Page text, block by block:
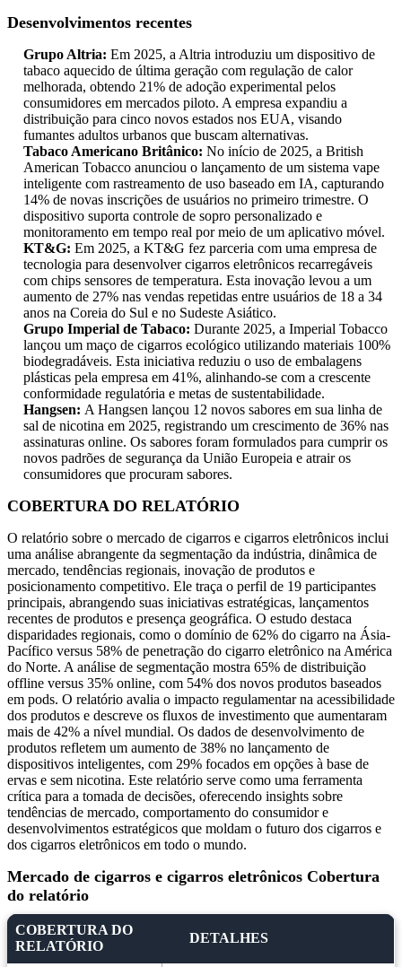
Desenvolvimentos recentes
Grupo Altria: Em 2025, a Altria introduziu um dispositivo de
tabaco aquecido de última geração com regulação de calor
melhorada, obtendo 21% de adoção experimental pelos
consumidores em mercados piloto. A empresa expandiu a
distribuição para cinco novos estados nos EUA, visando
fumantes adultos urbanos que buscam alternativas.
Tabaco Americano Britânico: No início de 2025, a British
American Tobacco anunciou o lançamento de um sistema vape
inteligente com rastreamento de uso baseado em IA, capturando
14% de novas inscrições de usuários no primeiro trimestre. O
dispositivo suporta controle de sopro personalizado e
monitoramento em tempo real por meio de um aplicativo móvel.
KT&G: Em 2025, a KT&G fez parceria com uma empresa de
tecnologia para desenvolver cigarros eletrônicos recarregáveis ​​
com chips sensores de temperatura. Esta inovação levou a um
aumento de 27% nas vendas repetidas entre usuários de 18 a 34
anos na Coreia do Sul e no Sudeste Asiático.
Grupo Imperial de Tabaco: Durante 2025, a Imperial Tobacco
lançou um maço de cigarros ecológico utilizando materiais 100%
biodegradáveis. Esta iniciativa reduziu o uso de embalagens
plásticas pela empresa em 41%, alinhando-se com a crescente
conformidade regulatória e metas de sustentabilidade.
Hangsen: A Hangsen lançou 12 novos sabores em sua linha de
sal de nicotina em 2025, registrando um crescimento de 36% nas
assinaturas online. Os sabores foram formulados para cumprir os
novos padrões de segurança da União Europeia e atrair os
consumidores que procuram sabores.
COBERTURA DO RELATÓRIO
O relatório sobre o mercado de cigarros e cigarros eletrônicos inclui
uma análise abrangente da segmentação da indústria, dinâmica de
mercado, tendências regionais, inovação de produtos e
posicionamento competitivo. Ele traça o perfil de 19 participantes
principais, abrangendo suas iniciativas estratégicas, lançamentos
recentes de produtos e presença geográfica. O estudo destaca
disparidades regionais, como o domínio de 62% do cigarro na Ásia-
Pacífico versus 58% de penetração do cigarro eletrônico na América
do Norte. A análise de segmentação mostra 65% de distribuição
offline versus 35% online, com 54% dos novos produtos baseados
em pods. O relatório avalia o impacto regulamentar na acessibilidade
dos produtos e descreve os fluxos de investimento que aumentaram
mais de 42% a nível mundial. Os dados de desenvolvimento de
produtos refletem um aumento de 38% no lançamento de
dispositivos inteligentes, com 29% focados em opções à base de
ervas e sem nicotina. Este relatório serve como uma ferramenta
crítica para a tomada de decisões, oferecendo insights sobre
tendências de mercado, comportamento do consumidor e
desenvolvimentos estratégicos que moldam o futuro dos cigarros e
dos cigarros eletrônicos em todo o mundo.
Mercado de cigarros e cigarros eletrônicos Cobertura
do relatório
COBERTURA DO
RELATÓRIO
DETALHES